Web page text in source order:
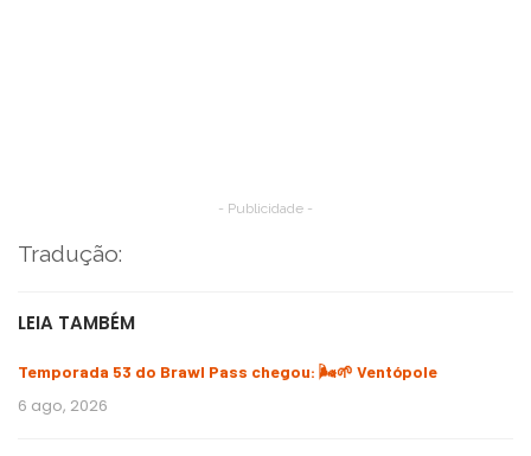
- Publicidade -
Tradução:
LEIA TAMBÉM
Temporada 53 do Brawl Pass chegou: 🌬️🌱 Ventópole
6 ago, 2026